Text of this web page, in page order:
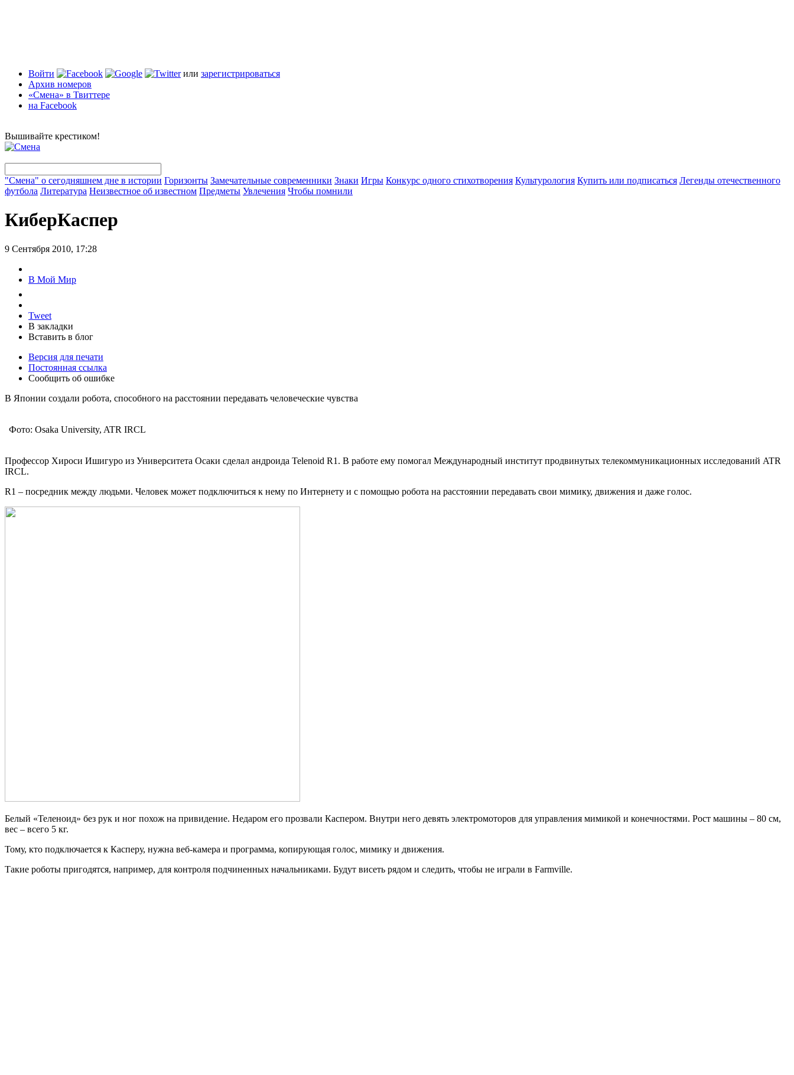
Войти или зарегистрироваться
Архив номеров
«Смена» в Твиттере
на Facebook
Вышивайте крестиком!
"Смена" о сегодняшнем дне в истории Горизонты Замечательные современники Знаки Игры Конкурс одного стихотворения Культурология Купить или подписаться Легенды отечественного
футбола Литература Неизвестное об известном Предметы Увлечения Чтобы помнили
КиберКаспер
9 Сентября 2010, 17:28
В Мой Мир
Tweet
В закладки
Вставить в блог
Версия для печати
Постоянная ссылка
Сообщить об ошибке
В Японии создали робота, способного на расстоянии передавать человеческие чувства
Фото: Osaka University, ATR IRCL
Профессор Хироси Ишигуро из Университета Осаки сделал андроида Telenoid R1. В работе ему помогал Международный институт продвинутых телекоммуникационных исследований ATR
IRCL.
R1 – посредник между людьми. Человек может подключиться к нему по Интернету и с помощью робота на расстоянии передавать свои мимику, движения и даже голос.
Белый «Теленоид» без рук и ног похож на привидение. Недаром его прозвали Каспером. Внутри него девять электромоторов для управления мимикой и конечностями. Рост машины – 80 см,
вес – всего 5 кг.
Тому, кто подключается к Касперу, нужна веб-камера и программа, копирующая голос, мимику и движения.
Такие роботы пригодятся, например, для контроля подчиненных начальниками. Будут висеть рядом и следить, чтобы не играли в Farmville.